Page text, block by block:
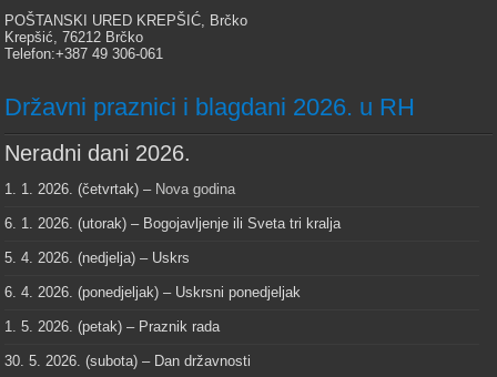
POŠTANSKI URED KREPŠIĆ, Brčko
Krepšić, 76212 Brčko
Telefon:+387 49 306-061
Državni praznici i blagdani 2026. u RH
Neradni dani 2026.
1. 1. 2026. (četvrtak) – Nova godina
6. 1. 2026. (utorak) – Bogojavljenje ili Sveta tri kralja
5. 4. 2026. (nedjelja) – Uskrs
6. 4. 2026. (ponedjeljak) – Uskrsni ponedjeljak
1. 5. 2026. (petak) – Praznik rada
30. 5. 2026. (subota) – Dan državnosti